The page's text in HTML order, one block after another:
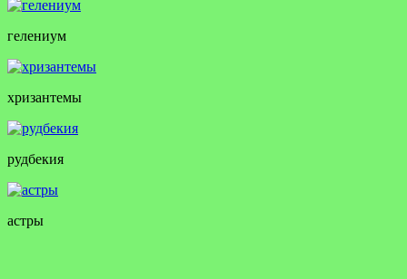
гелениум
хризантемы
рудбекия
астры